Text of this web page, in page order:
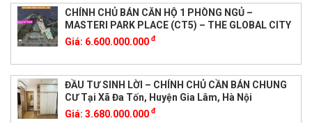
CHÍNH CHỦ BÁN CĂN HỘ 1 PHÒNG NGỦ –
MASTERI PARK PLACE (CT5) – THE GLOBAL CITY
Giá: 6.600.000.000 đ
ĐẦU TƯ SINH LỜI – CHÍNH CHỦ CẦN BÁN CHUNG
CƯ Tại Xã Đa Tốn, Huyện Gia Lâm, Hà Nội
Giá: 3.680.000.000 đ